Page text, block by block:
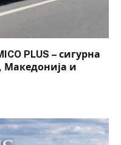
PLUS – сигурна
Македонија и